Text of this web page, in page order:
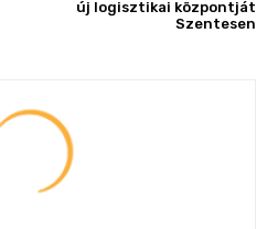
új logisztikai központját
Szentesen